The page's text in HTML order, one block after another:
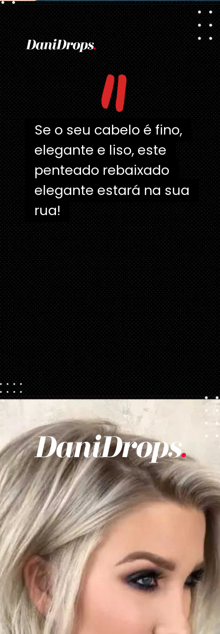
Opening
"
Se o seu cabelo é fino,
elegante e liso, este
penteado rebaixado
elegante estará na sua
rua!
Se o seu cabelo é fino,
elegante e liso, este
penteado rebaixado
elegante estará na sua
https://danidrops.com.br/tendencia-corte-de-cabelo-feminino-2025/